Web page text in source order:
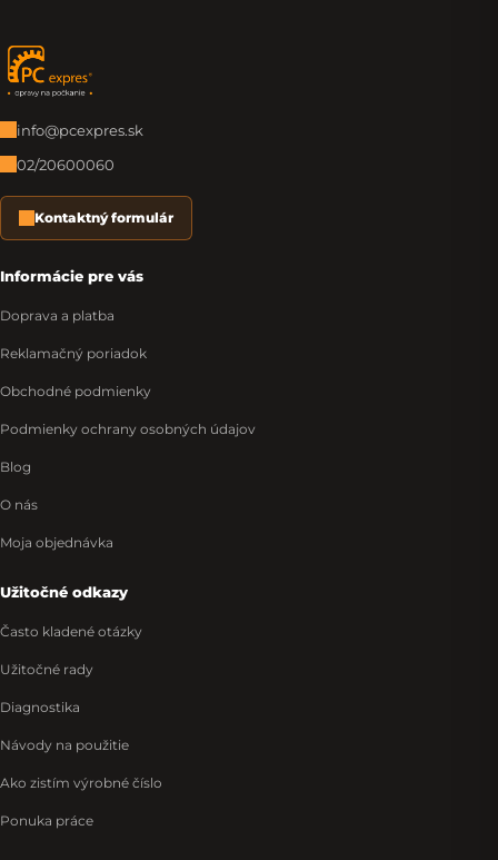
Zápätie
info@pcexpres.sk
02/20600060
Kontaktný formulár
Informácie pre vás
Doprava a platba
Reklamačný poriadok
Obchodné podmienky
Podmienky ochrany osobných údajov
Blog
O nás
Moja objednávka
Užitočné odkazy
Často kladené otázky
Užitočné rady
Diagnostika
Návody na použitie
Ako zistím výrobné číslo
Ponuka práce